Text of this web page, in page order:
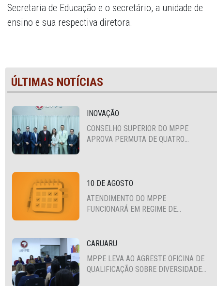
Secretaria de Educação e o secretário, a unidade de
ensino e sua respectiva diretora.
ÚLTIMAS NOTÍCIAS
INOVAÇÃO
CONSELHO SUPERIOR DO MPPE
APROVA PERMUTA DE QUATRO
10 DE AGOSTO
ATENDIMENTO DO MPPE
FUNCIONARÁ EM REGIME DE
CARUARU
MPPE LEVA AO AGRESTE OFICINA DE
QUALIFICAÇÃO SOBRE DIVERSIDADE